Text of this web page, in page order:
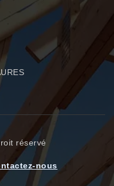
réservé
nous